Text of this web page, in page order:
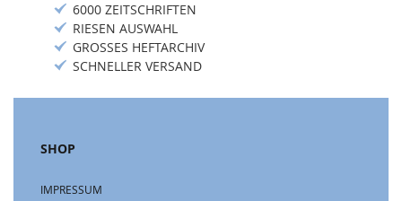
6000 ZEITSCHRIFTEN
RIESEN AUSWAHL
GROSSES HEFTARCHIV
SCHNELLER VERSAND
SHOP
IMPRESSUM